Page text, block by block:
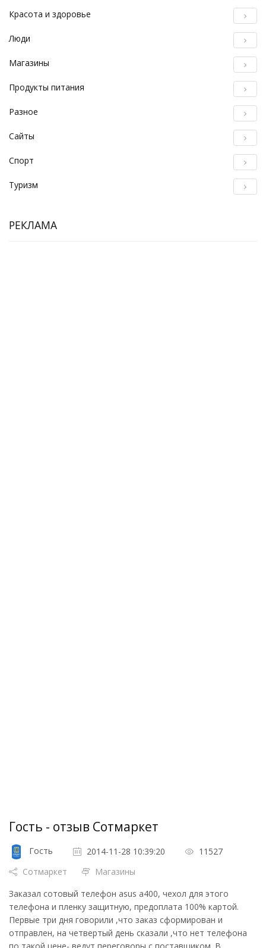
Красота и здоровье
Люди
Магазины
Продукты питания
Разное
Сайты
Спорт
Туризм
РЕКЛАМА
Гость - отзыв Сотмаркет
Гость 2014-11-28 10:39:20
11527
Сотмаркет
Магазины
Заказал сотовый телефон asus a400, чехол для этого
телефона и пленку защитную, предоплата 100% картой.
Первые три дня говорили ,что заказ сформирован и
отправлен, на четвертый день сказали ,что нет телефона